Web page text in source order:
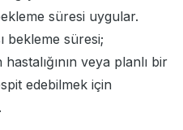
süresi uygular.
bekleme süresi;
veya planlı bir
edebilmek için